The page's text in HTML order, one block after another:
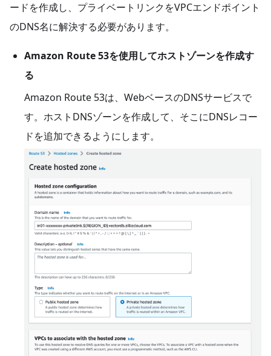
ードを作成し、プライベートリンクをVPCエンドポイント
のDNS名に解決する必要があります。
Amazon Route 53を使用してホストゾーンを作成す
る
Amazon Route 53は、WebベースのDNSサービスで
す。ホストDNSゾーンを作成して、そこにDNSレコー
ドを追加できるようにします。